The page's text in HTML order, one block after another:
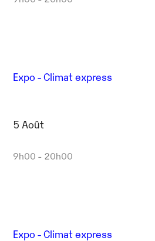
Expo - Climat express
5 Août
9h00 - 20h00
Expo - Climat express